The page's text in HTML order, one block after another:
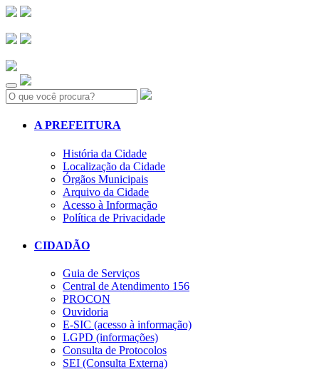
Search:
A PREFEITURA
História da Cidade
Localização da Cidade
Órgãos Municipais
Arquivo da Cidade
Acesso à Informação
Política de Privacidade
CIDADÃO
Guia de Serviços
Central de Atendimento 156
PROCON
Ouvidoria
E-SIC (acesso à informação)
LGPD (informações)
Consulta de Protocolos
SEI (Consulta Externa)